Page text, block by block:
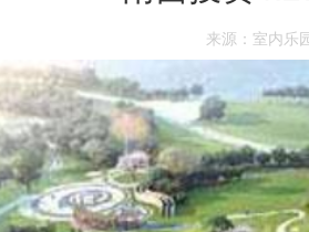
来源：室内乐